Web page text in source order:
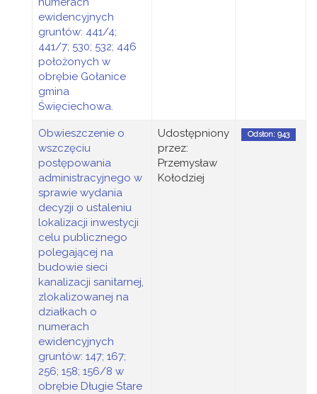
ewidencyjnych
gruntów: 441/4;
441/7; 530; 532; 446
położonych w
obrębie Gołanice
gmina
Święciechowa.
Obwieszczenie o
wszczęciu
postępowania
administracyjnego w
sprawie wydania
decyzji o ustaleniu
lokalizacji inwestycji
celu publicznego
polegającej na
budowie sieci
kanalizacji sanitarnej,
zlokalizowanej na
działkach o
numerach
ewidencyjnych
gruntów: 147; 167;
256; 158; 156/8 w
obrębie Długie Stare
Udostępniony
przez:
Przemysław
Kołodziej
Odsłon: 943